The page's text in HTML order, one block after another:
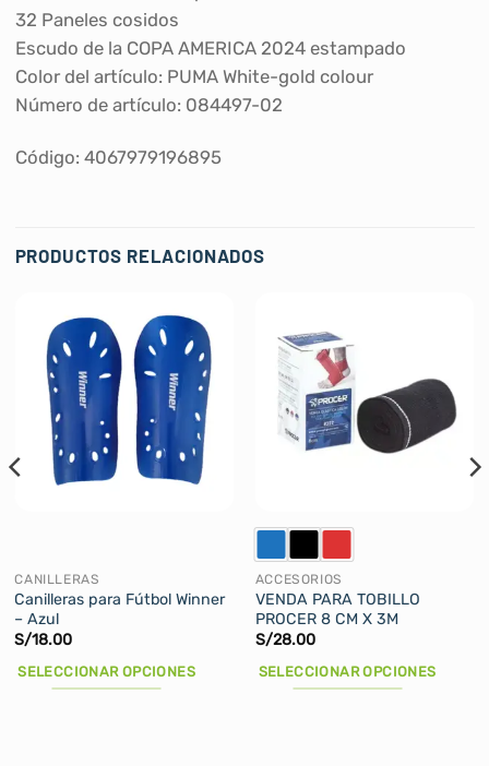
32 Paneles cosidos
Escudo de la COPA AMERICA 2024 estampado
Color del artículo: PUMA White-gold colour
Número de artículo: 084497-02
Código: 4067979196895
PRODUCTOS RELACIONADOS
CANILLERAS
Canilleras para Fútbol Winner
– Azul
S/18.00
SELECCIONAR OPCIONES
ACCESORIOS
VENDA PARA TOBILLO
PROCER 8 CM X 3M
S/28.00
SELECCIONAR OPCIONES